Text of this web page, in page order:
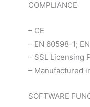
COMPLIANCE
– CE
– EN 60598-1;
– SSL Licensing
– Manufactured
SOFTWARE